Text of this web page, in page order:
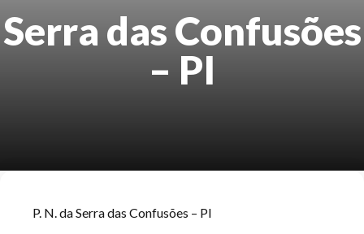
Serra das Confusões
– PI
P. N. da Serra das Confusões – PI